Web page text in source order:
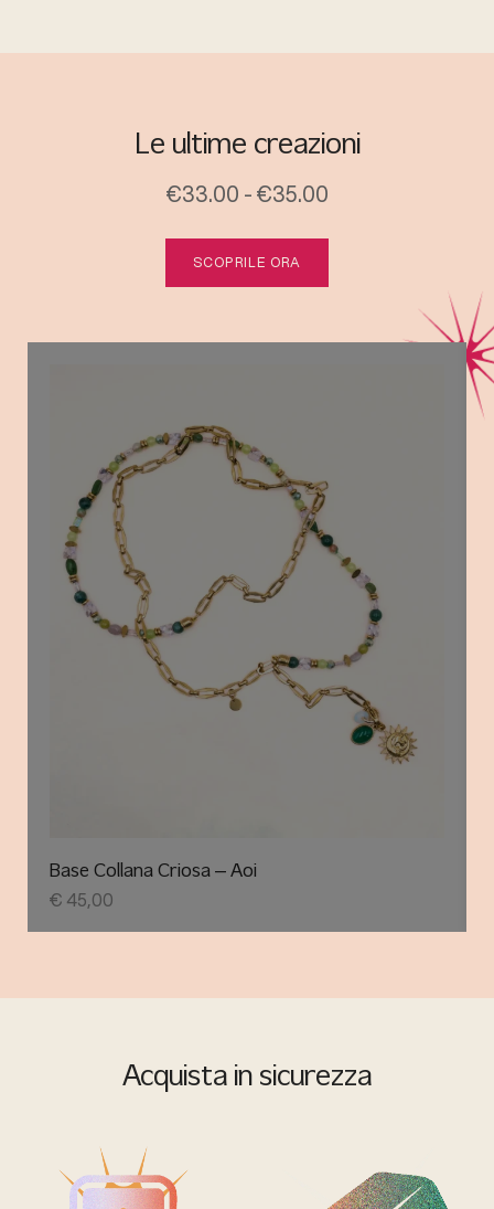
Base Collana Criosa – Aoi
€ 45,00
Le ultime creazioni
€33.00 - €35.00
SCOPRILE ORA
Acquista in sicurezza